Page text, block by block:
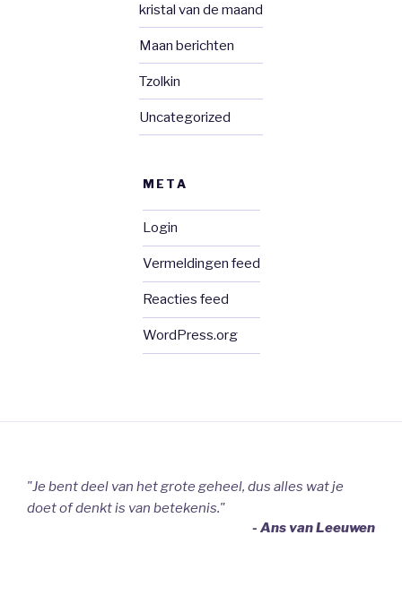
kristal van de maand
Maan berichten
Tzolkin
Uncategorized
META
Login
Vermeldingen feed
Reacties feed
WordPress.org
"Je bent deel van het grote geheel, dus alles wat je
doet of denkt is van betekenis."
- Ans van Leeuwen